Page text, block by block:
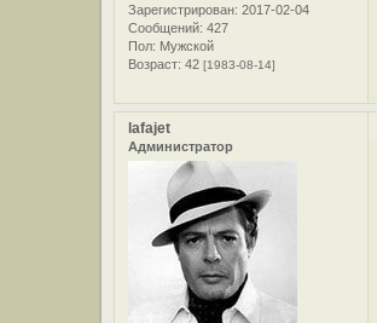
Зарегистрирован: 2017-02-04
Сообщений: 427
Пол: Мужской
Возраст: 42[1983-08-14]
lafajet
Администратор